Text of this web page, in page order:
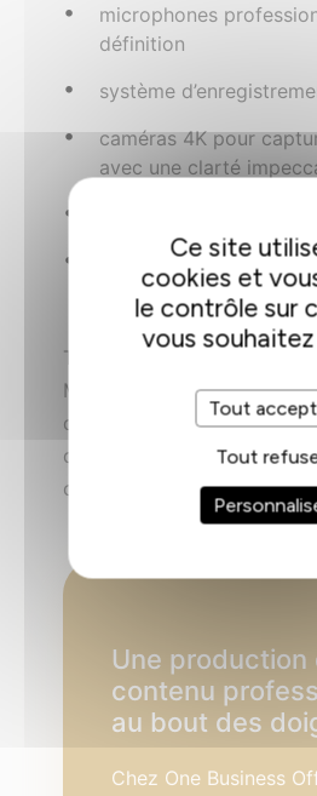
microphones
définition
système
caméras 4K pour
avec une clarté
espace insonorisé pour
parfaite
Tout est pensé pour
Monaco ou une vidéo avec
des studios professionnels.
d’enregistrement de 1
complète sont disponibles
Une production
contenu
au bout des
Chez One Business
Ce site
cookies et
le contrôle sur
vous
Tout
Tout